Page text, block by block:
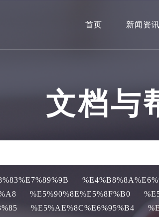
首页 新闻资讯
文档与
%E5%90%8E%E5%8F%B0
%E5%AE%8C%E6%95%B4